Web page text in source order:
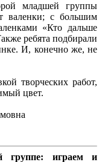
младшей группы
валенки; с большим
«Кто дальше
ребята подбирали
И, конечно же, не
творческих работ,
цвет.
группе: играем и